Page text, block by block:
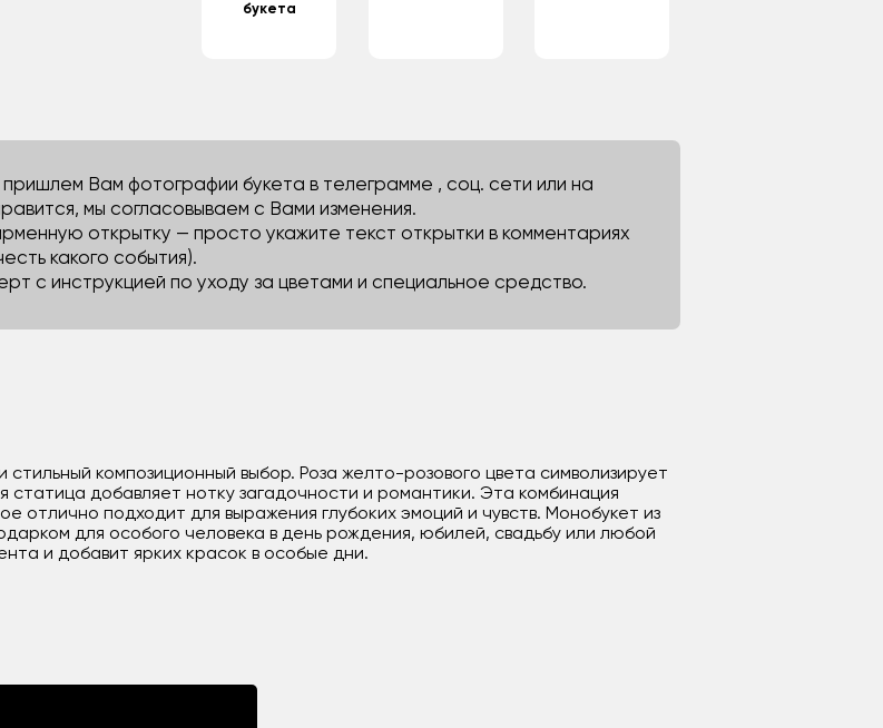
букета
Вам фотографии букета в телеграмме , соц. сети или на
мы согласовываем с Вами изменения.
открытку — просто укажите текст открытки в комментариях
какого события).
с инструкцией по уходу за цветами и специальное средство.
композиционный выбор. Роза желто-розового цвета символизирует
статица добавляет нотку загадочности и романтики. Эта комбинация
отлично подходит для выражения глубоких эмоций и чувств. Монобукет из
для особого человека в день рождения, юбилей, свадьбу или любой
и добавит ярких красок в особые дни.